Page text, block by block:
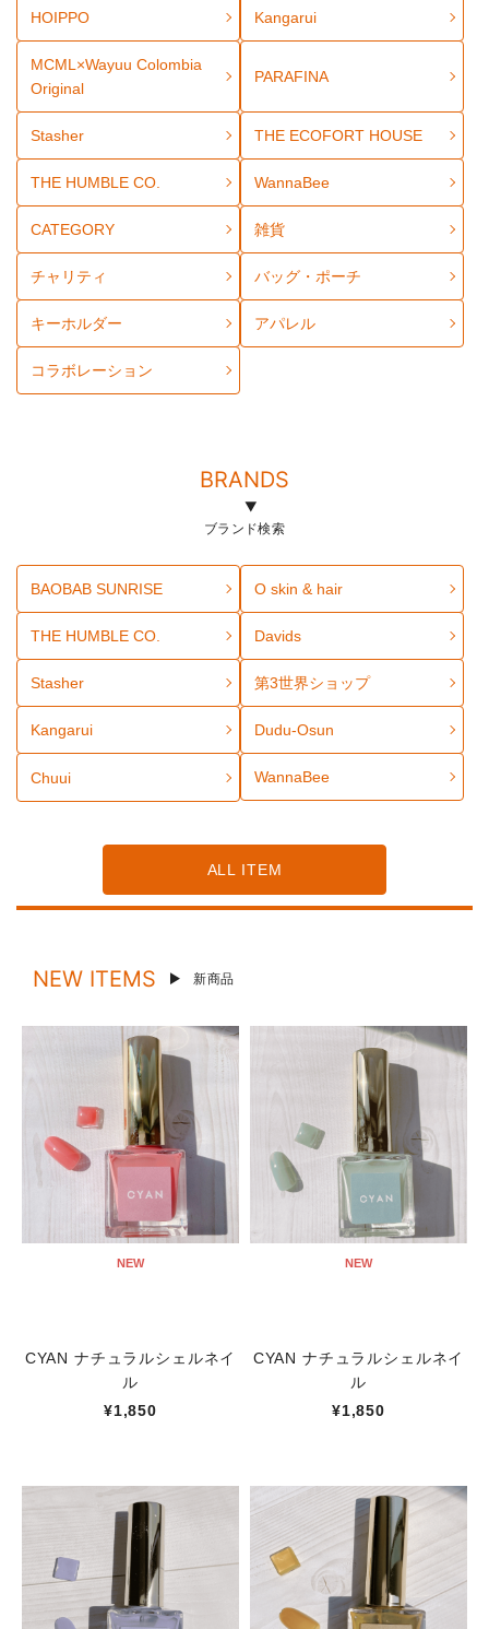
HOIPPO Kangarui
MCML×Wayuu Colombia
Original
PARAFINA
Stasher THE ECOFORT HOUSE
THE HUMBLE CO. WannaBee
CATEGORY 雑貨
チャリティ バッグ・ポーチ
キーホルダー アパレル
コラボレーション
BRANDS
ブランド検索
BAOBAB SUNRISE O skin & hair
THE HUMBLE CO. Davids
Stasher 第3世界ショップ
Kangarui Dudu-Osun
Chuui WannaBee
ALL ITEM
NEW ITEMS 新商品
NEW
CYAN ナチュラルシェルネイ
ル
¥1,850
NEW
CYAN ナチュラルシェルネイ
ル
¥1,850